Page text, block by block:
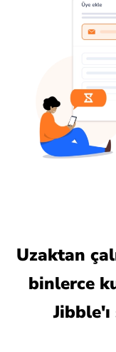
Uzaktan
binlerce